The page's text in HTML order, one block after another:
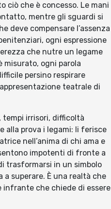
ciò che è concesso. Le mani
mentre gli sguardi si
deve compensare l’assenza
ogni espressione
che nutre un legame
ogni parola
persino respirare
teatrale di
tempi irrisori, difficoltà
alla prova i legami: li ferisce
nell’anima di chi ama e
impotenti di fronte a
trasformarsi in un simbolo
a superare. È una realtà che
infrante che chiede di essere